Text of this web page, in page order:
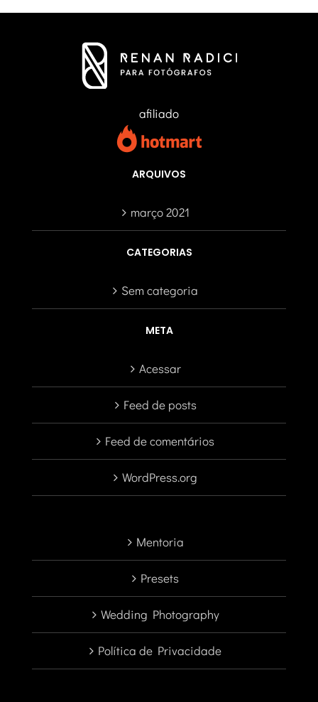
afiliado
ARQUIVOS
março 2021
CATEGORIAS
Sem categoria
META
Acessar
Feed de posts
Feed de comentários
WordPress.org
Mentoria
Presets
Wedding Photography
Política de Privacidade